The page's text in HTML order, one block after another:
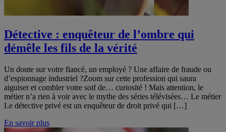
Détective : enquêteur de l’ombre qui
démêle les fils de la vérité
Un doute sur votre fiancé, un employé ? Une affaire de fraude ou
d’espionnage industriel ?Zoom sur cette profession qui saura
aiguiser et combler votre soif de… curiosité ! Mais attention, le
métier n’a rien à voir avec le mythe des séries télévisées… Le métier
Le détective privé est un enquêteur de droit privé qui […]
En savoir plus